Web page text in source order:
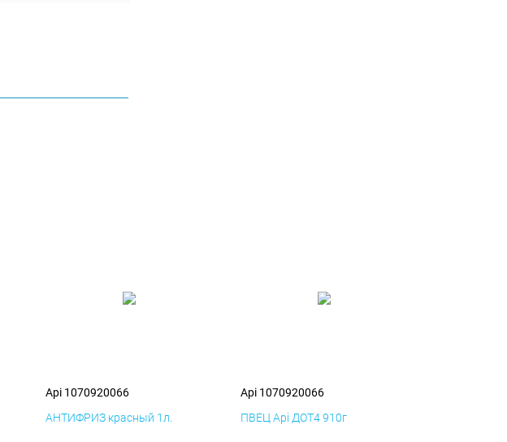
Api 1070920066
АНТИФРИЗ красный 1л.
Api 1070920066
ПВЕЦ Api ДОТ4 910г